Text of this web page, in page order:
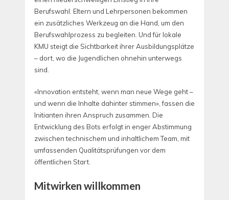
Berufswahl. Eltern und Lehrpersonen bekommen
ein zusätzliches Werkzeug an die Hand, um den
Berufswahlprozess zu begleiten. Und für lokale
KMU steigt die Sichtbarkeit ihrer Ausbildungsplätze
– dort, wo die Jugendlichen ohnehin unterwegs
sind.
«Innovation entsteht, wenn man neue Wege geht –
und wenn die Inhalte dahinter stimmen», fassen die
Initianten ihren Anspruch zusammen. Die
Entwicklung des Bots erfolgt in enger Abstimmung
zwischen technischem und inhaltlichem Team, mit
umfassenden Qualitätsprüfungen vor dem
öffentlichen Start.
Mitwirken willkommen